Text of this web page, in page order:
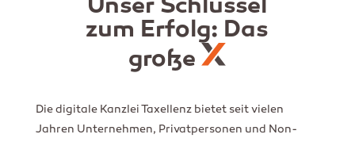
Unser Schlüssel
zum Erfolg: Das
große
Die digitale Kanzlei Taxellenz bietet seit vielen
Jahren Unternehmen, Privatpersonen und Non-